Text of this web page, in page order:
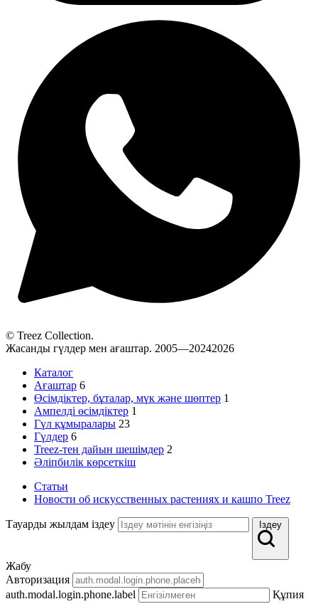
© Treez Collection.
Жасанды гүлдер мен ағаштар. 2005—20242026
Каталог
Ағаштар 6
Өсімдіктер, бұталар, мүк және шөптер 1
Ампелді өсімдіктер 1
Гүл құмыралары 23
Гүлдер 6
Treez-тен дайын шешімдер 2
Әліпбилік көрсеткіш
Статьи
Новости об искусственных растениях и кашпо Treez
Тауарды жылдам іздеу Іздеу
Жабу
Авторизация
auth.modal.login.phone.label
Құпия